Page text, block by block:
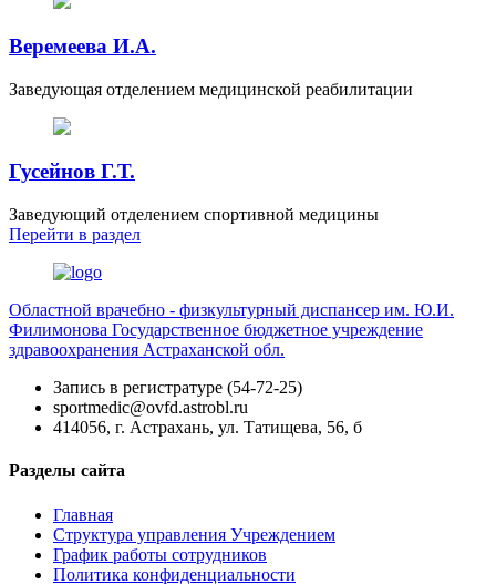
Веремеева И.А.
Заведующая отделением медицинской реабилитации
Гусейнов Г.Т.
Заведующий отделением спортивной медицины
Перейти в раздел
Областной врачебно - физкультурный диспансер им. Ю.И.
Филимонова Государственное бюджетное учреждение
здравоохранения Астраханской обл.
Запись в регистратуре (54-72-25)
sportmedic@ovfd.astrobl.ru
414056, г. Астрахань, ул. Татищева, 56, б
Разделы сайта
Главная
Структура управления Учреждением
График работы сотрудников
Политика конфиденциальности